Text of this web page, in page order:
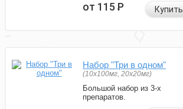
от 115Р Купить
Набор "Три в одном"
(10x100мг, 20x20мг)
Большой набор из 3-х
препаратов.